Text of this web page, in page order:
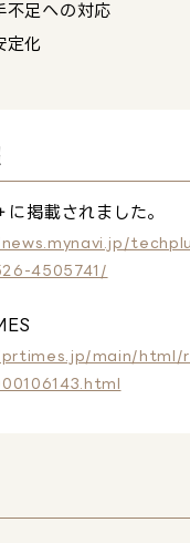
不足への対応
定化
掲載されました。
4505741/
main/html/